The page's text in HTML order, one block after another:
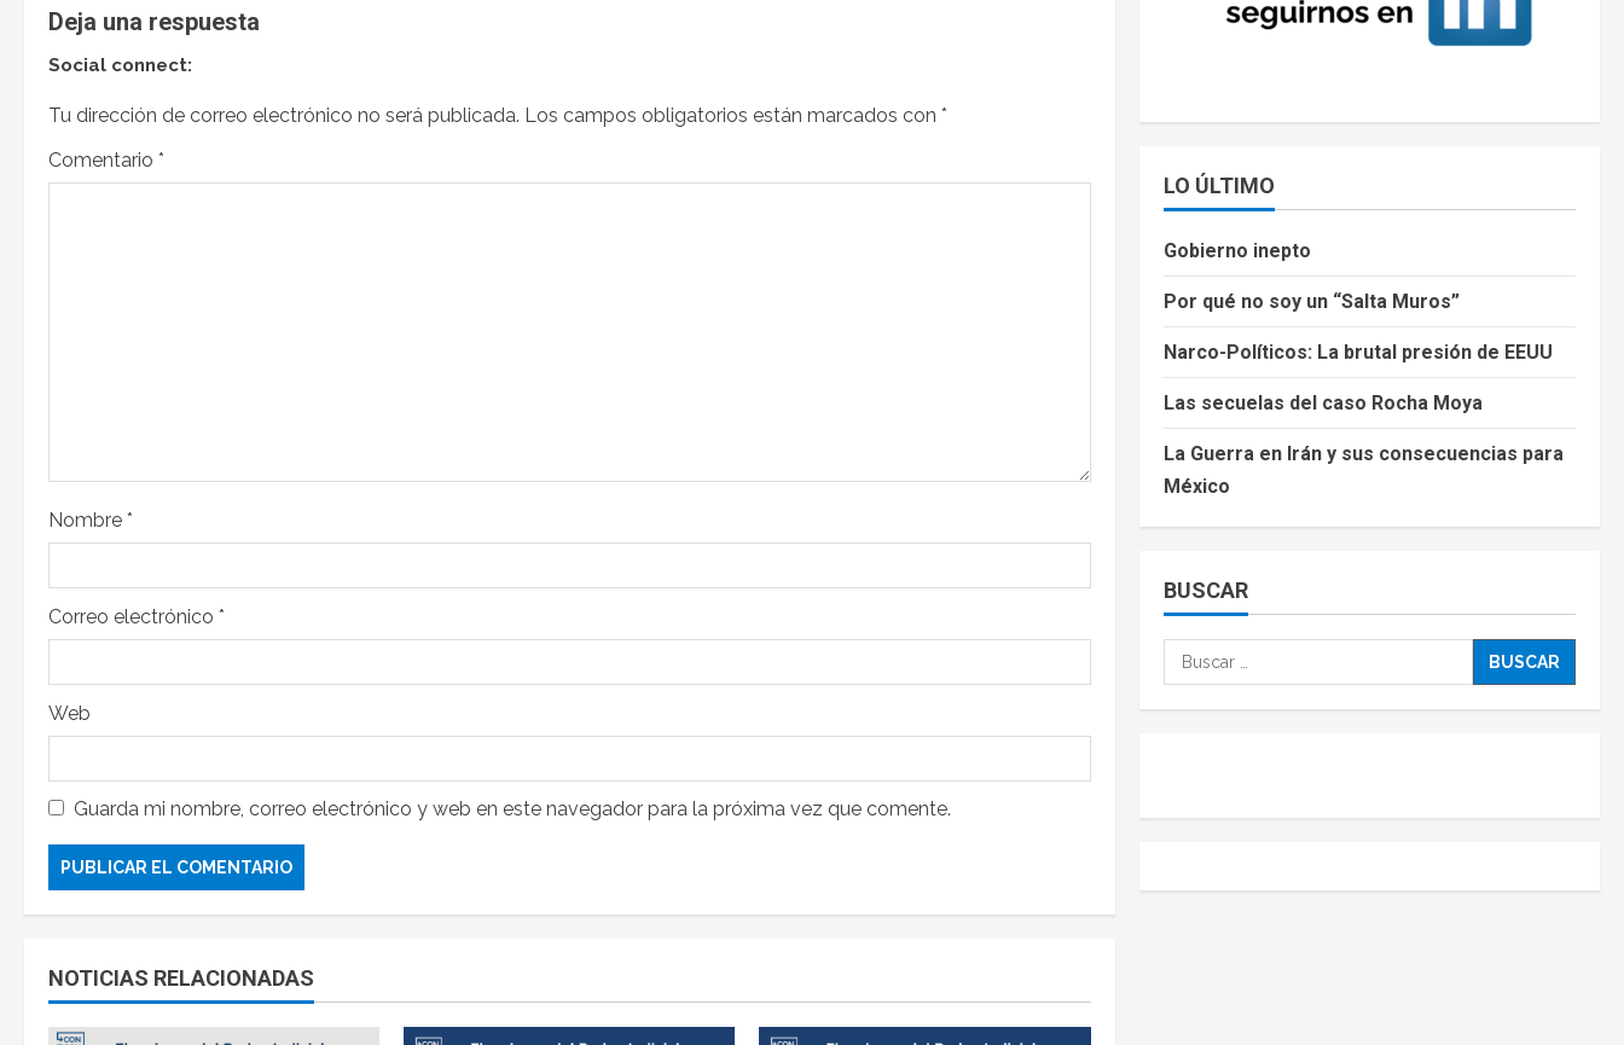
Deja una respuesta
Social connect:
Tu dirección de correo electrónico no será publicada. Los campos obligatorios están marcados con *
Comentario *
Nombre *
Correo electrónico *
Web
Guarda mi nombre, correo electrónico y web en este navegador para la próxima vez que comente.
NOTICIAS RELACIONADAS
LO ÚLTIMO
Gobierno inepto
Por qué no soy un “Salta Muros”
Narco-Políticos: La brutal presión de EEUU
Las secuelas del caso Rocha Moya
La Guerra en Irán y sus consecuencias para
México
BUSCAR